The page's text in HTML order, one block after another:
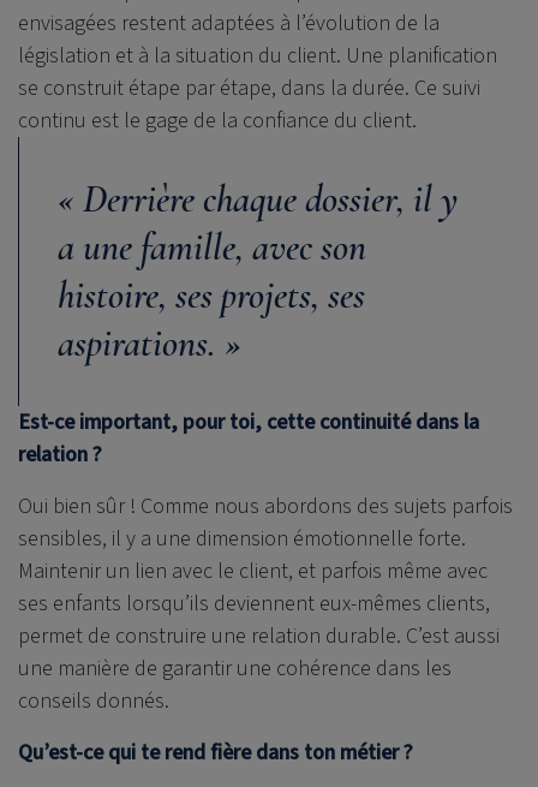
envisagées restent adaptées à l’évolution de la
législation et à la situation du client. Une planification
se construit étape par étape, dans la durée. Ce suivi
continu est le gage de la confiance du client.
« Derrière chaque dossier, il y
a une famille, avec son
histoire, ses projets, ses
aspirations. »
Est-ce important, pour toi, cette continuité dans la
relation ?
Oui bien sûr ! Comme nous abordons des sujets parfois
sensibles, il y a une dimension émotionnelle forte.
Maintenir un lien avec le client, et parfois même avec
ses enfants lorsqu’ils deviennent eux-mêmes clients,
permet de construire une relation durable. C’est aussi
une manière de garantir une cohérence dans les
conseils donnés.
Qu’est-ce qui te rend fière dans ton métier ?